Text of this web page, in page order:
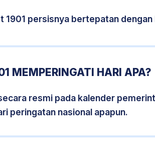
1901 persisnya bertepatan dengan
MEMPERINGATI HARI APA?
resmi pada kalender
peringatan nasional apapun.